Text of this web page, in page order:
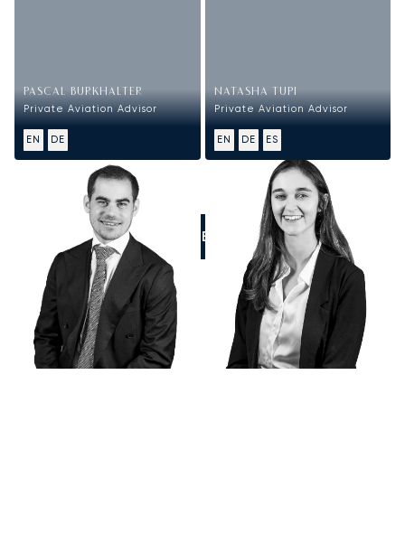
PASCAL BURKHALTER
Private Aviation Advisor
EN DE
NATASHA TUPI
Private Aviation Advisor
EN DE ES
RUFEN SIE UNS AN